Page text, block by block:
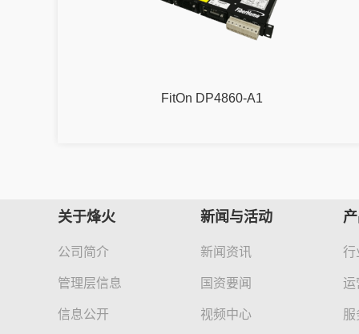
FitOn DP4860-A1
关于烽火
公司简介
管理层信息
信息公开
新闻与活动
新闻资讯
国资要闻
视频中心
行
运
服